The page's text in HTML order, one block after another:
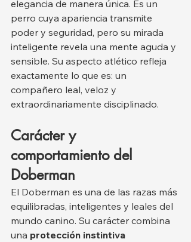
elegancia de manera única. Es un
perro cuya apariencia transmite
poder y seguridad, pero su mirada
inteligente revela una mente aguda y
sensible. Su aspecto atlético refleja
exactamente lo que es: un
compañero leal, veloz y
extraordinariamente disciplinado.
Carácter y
comportamiento del
Doberman
El Doberman es una de las razas más
equilibradas, inteligentes y leales del
mundo canino. Su carácter combina
una protección instintiva